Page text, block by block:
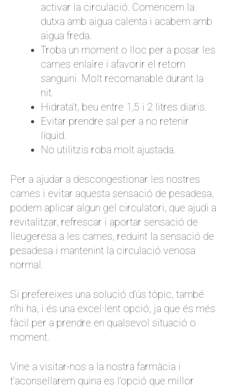
activar la circulació. Comencem la
dutxa amb aigua calenta i acabem amb
aigua freda.
Troba un moment o lloc per a posar les
cames enlaire i afavorir el retorn
sanguini. Molt recomanable durant la
nit.
Hidrata’t, beu entre 1,5 i 2 litres diaris.
Evitar prendre sal per a no retenir
líquid.
No utilitzis roba molt ajustada.
Per a ajudar a descongestionar les nostres
cames i evitar aquesta sensació de pesadesa,
podem aplicar algun gel circulatori, que ajudi a
revitalitzar, refrescar i aportar sensació de
lleugeresa a les cames, reduint la sensació de
pesadesa i mantenint la circulació venosa
normal.
Si prefereixes una solució d’ús tòpic, també
n’hi ha, i és una excel·lent opció, ja que és més
fàcil per a prendre en qualsevol situació o
moment.
Vine a visitar-nos a la nostra farmàcia i
t’aconsellarem quina es l’opció que millor